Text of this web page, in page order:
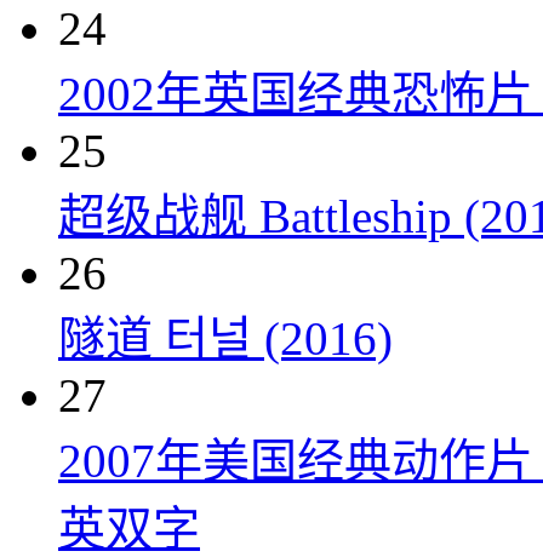
24
2002年英国经典恐怖
25
超级战舰 Battleship
26
隧道 터널 (2016)
27
2007年美国经典动作
英双字